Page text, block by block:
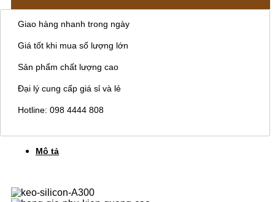
Giao hàng nhanh trong ngày
Giá tốt khi mua số lượng lớn
Sản phẩm chất lượng cao
Đại lý cung cấp giá sỉ và lẻ
Hotline: 098 4444 808
Mô tả